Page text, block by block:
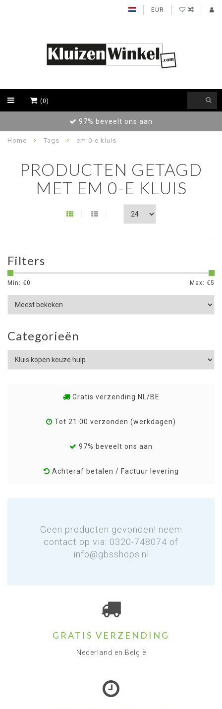
EUR
(0)
97% beveelt ons aan
Home Tags em 0-e kluis
PRODUCTEN GETAGD
MET EM 0-E KLUIS
Filters
Min: €0 Max: €5
Categorieën
Gratis verzending NL/BE
Tot 21:00 verzonden (werkdagen)
97% beveelt ons aan
Achteraf betalen / Factuur levering
Geen producten gevonden! neem
contact op via: 0320-748074 of
info@gbsshops.nl
GRATIS VERZENDING
Nederland en België